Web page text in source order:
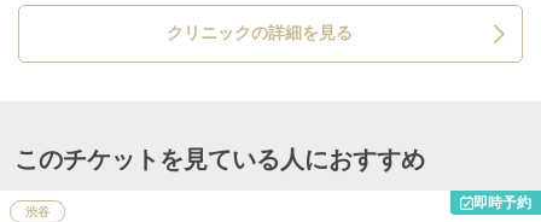
クリニックの詳細を見る
このチケットを見ている人におすすめ
渋谷
即時予約